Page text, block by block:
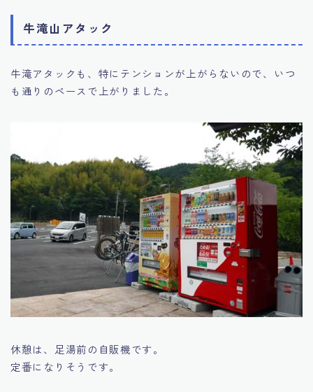
牛滝山アタック
牛滝アタックも、特にテンションが上がらないので、いつ
も通りのペースで上がりました。
休憩は、足湯前の自販機です。
定番になりそうです。